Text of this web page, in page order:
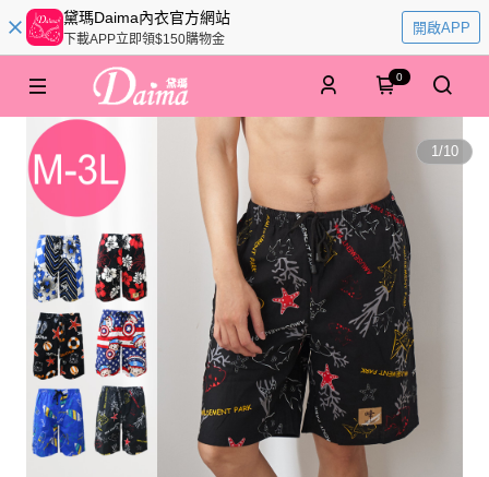
黛瑪Daima內衣官方網站
下載APP立即領$150購物金
開啟APP
0
1/10